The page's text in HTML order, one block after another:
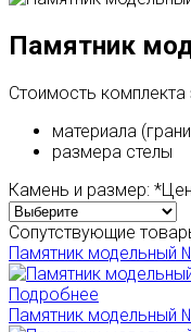
Памятник
Стоимость комплекта
материала
размера стелы
Камень и размер:
Сопутствующие
Памятник модельный
Подробнее
Памятник модельный